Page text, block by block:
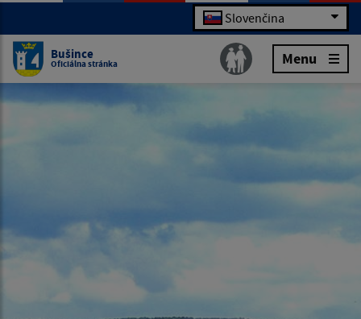
Slovenčina
Bušince
Oficiálna stránka Menu